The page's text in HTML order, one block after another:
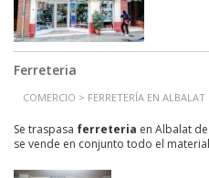
Ferreteria
COMERCIO > FERRETERÍA EN
Se traspasa ferreteria en Albalat
se vende en conjunto todo el